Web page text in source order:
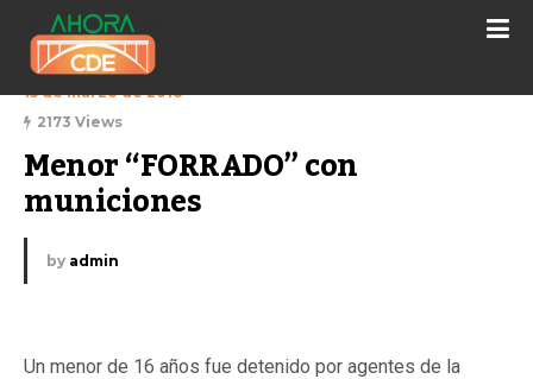
15 de marzo de 2018
2173 Views
Menor “FORRADO” con
municiones
by admin
Un menor de 16 años fue detenido por agentes de la